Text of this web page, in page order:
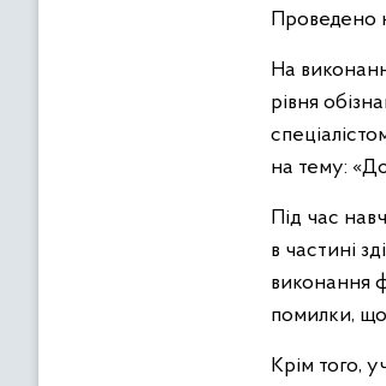
Проведено
На
рівня
на тему:
Під час
в частині
виконання
помилки, що
Крім того,